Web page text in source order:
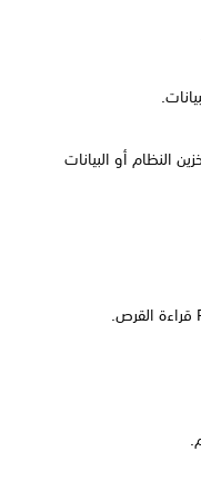
النظام أو البيانات